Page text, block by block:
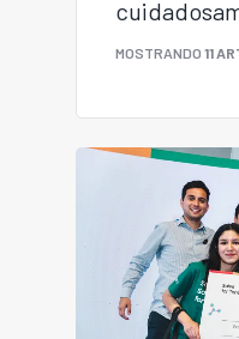
MOSTRANDO 11